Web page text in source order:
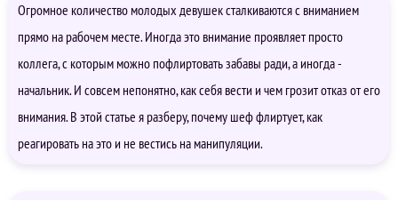
Огромное количество молодых девушек сталкиваются с вниманием
прямо на рабочем месте. Иногда это внимание проявляет просто
коллега, с которым можно пофлиртовать забавы ради, а иногда -
начальник. И совсем непонятно, как себя вести и чем грозит отказ от его
внимания. В этой статье я разберу, почему шеф флиртует, как
реагировать на это и не вестись на манипуляции.